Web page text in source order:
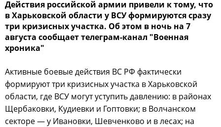
Действия российской армии привели к тому, что
в Харьковской области у ВСУ формируются сразу
три кризисных участка. Об этом в ночь на 7
августа сообщает телеграм-канал "Военная
хроника"
Активные боевые действия ВС РФ фактически
формируют три кризисных участка в Харьковской
области, где ВСУ могут уступить давлению: в районах
Щербаковки, Кудиевки и Гоптовки; в Волчанском
секторе — у Ивановки, Шевченково и в лесах; на